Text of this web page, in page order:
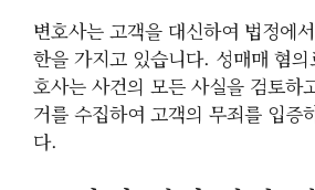
변호사는 고객을 대신하여 법정에
한을 가지고 있습니다. 성매매 혐
호사는 사건의 모든 사실을 검토하
거를 수집하여 고객의 무죄를 입증
다.